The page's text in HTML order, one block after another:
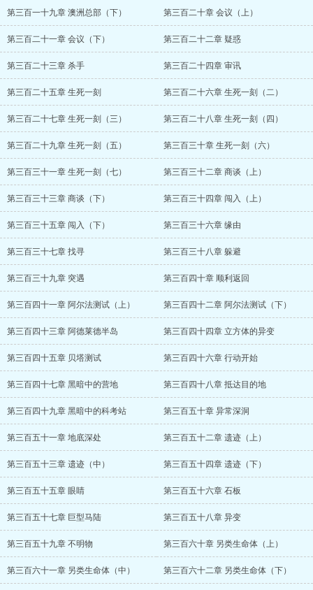
第三百一十九章 澳洲总部（下） 第三百二十章 会议（上）
第三百二十一章 会议（下） 第三百二十二章 疑惑
第三百二十三章 杀手 第三百二十四章 审讯
第三百二十五章 生死一刻 第三百二十六章 生死一刻（二）
第三百二十七章 生死一刻（三） 第三百二十八章 生死一刻（四）
第三百二十九章 生死一刻（五） 第三百三十章 生死一刻（六）
第三百三十一章 生死一刻（七） 第三百三十二章 商谈（上）
第三百三十三章 商谈（下） 第三百三十四章 闯入（上）
第三百三十五章 闯入（下） 第三百三十六章 缘由
第三百三十七章 找寻 第三百三十八章 躲避
第三百三十九章 突遇 第三百四十章 顺利返回
第三百四十一章 阿尔法测试（上） 第三百四十二章 阿尔法测试（下）
第三百四十三章 阿德莱德半岛 第三百四十四章 立方体的异变
第三百四十五章 贝塔测试 第三百四十六章 行动开始
第三百四十七章 黑暗中的营地 第三百四十八章 抵达目的地
第三百四十九章 黑暗中的科考站 第三百五十章 异常深洞
第三百五十一章 地底深处 第三百五十二章 遗迹（上）
第三百五十三章 遗迹（中） 第三百五十四章 遗迹（下）
第三百五十五章 眼睛 第三百五十六章 石板
第三百五十七章 巨型马陆 第三百五十八章 异变
第三百五十九章 不明物 第三百六十章 另类生命体（上）
第三百六十一章 另类生命体（中） 第三百六十二章 另类生命体（下）